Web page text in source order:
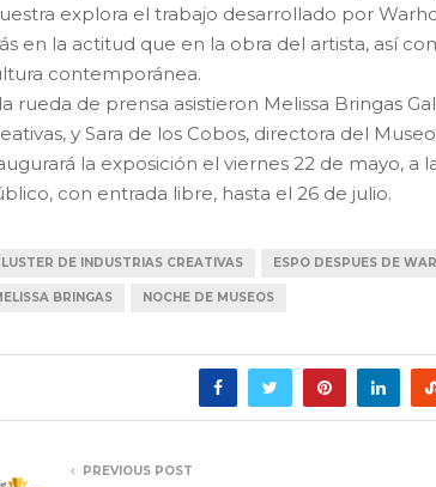
explora el trabajo desarrollado por
en la actitud que en la obra del artista, así
contemporánea.
rueda de prensa asistieron Melissa Bringas
y Sara de los Cobos, directora del
la exposición el viernes 22 de mayo, a
con entrada libre, hasta el 26 de julio.
DE INDUSTRIAS CREATIVAS ESPO DESPUES DE
BRINGAS NOCHE DE MUSEOS
PREVIOUS POST